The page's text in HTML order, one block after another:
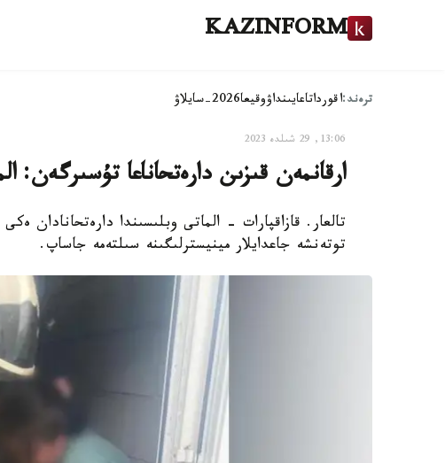
KAZINFORM
ترەند:اقورداتاعايىنداۋوقيعا2026-سايلاۋ
13:06, 29 شىلدە 2023
ارقانمەن قىزىن دارەتحاناعا تۇسىرگەن: الماتى
تالعار. قازاقپارات - الماتى وبلىسىندا دارەتحانادان
توتەنشە جاعدايلار مينيسترلىگىنە سىلتەمە جاساپ.